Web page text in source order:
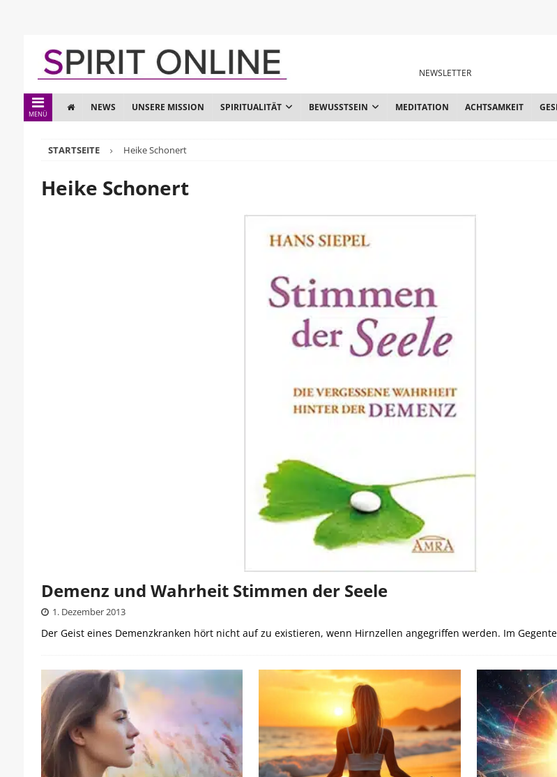
NEWSLETTER
MENÜ
NEWS UNSERE MISSION SPIRITUALITÄT BEWUSSTSEIN MEDITATION ACHTSAMKEIT
STARTSEITE Heike Schonert
Heike Schonert
Demenz und Wahrheit Stimmen der Seele
1. Dezember 2013
Der Geist eines Demenzkranken hört nicht auf zu existieren, wenn Hirnzellen angegriffen werden. Im